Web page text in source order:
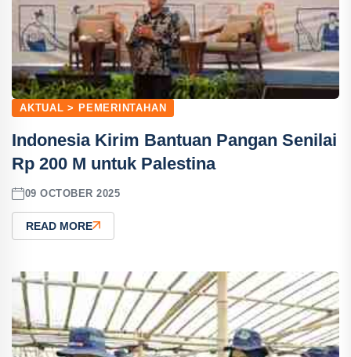
AKTUAL > PEMERINTAHAN
Indonesia Kirim Bantuan Pangan Senilai
Rp 200 M untuk Palestina
09 OCTOBER 2025
READ MORE